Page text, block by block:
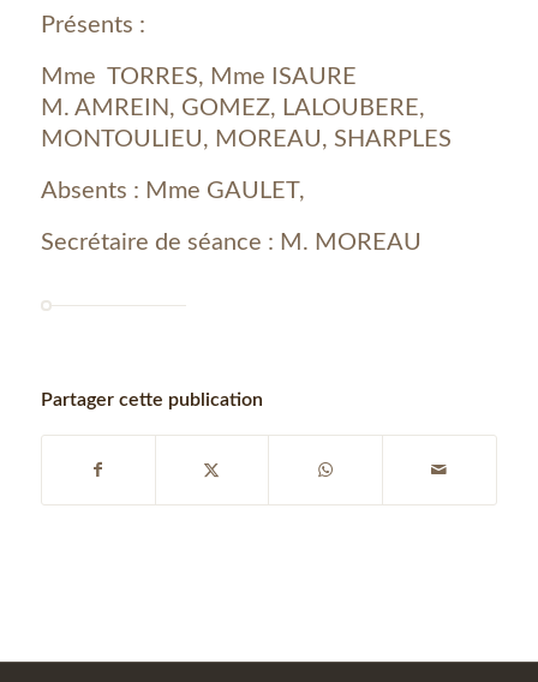
Présents :
Mme TORRES, Mme ISAURE
M. AMREIN, GOMEZ, LALOUBERE,
MONTOULIEU, MOREAU, SHARPLES
Absents : Mme GAULET,
Secrétaire de séance : M. MOREAU
Partager cette publication